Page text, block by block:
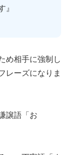
』
め相手に強制し
レーズになりま
譲語「お